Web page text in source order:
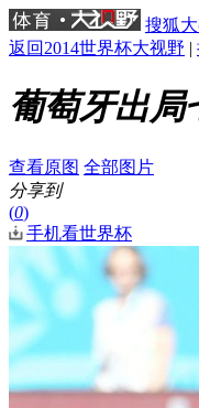
搜狐
返回2014世界杯大视野 |
葡萄牙出局
查看原图 全部图片
分享到
(0)
手机看世界杯